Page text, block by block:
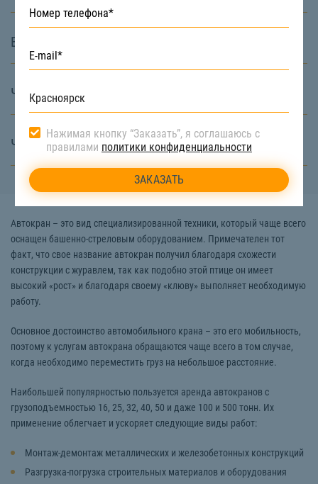
В чём особенность СтройТакси?
Что значит диспетчерская служба?
Что такое СтройТакси?
Автокран – это вид специализированной техники, который чаще всего
оснащен башенно-стреловым оборудованием. Примечателен тот
факт, что свое название автокран получил благодаря схожести
конструкции с журавлем, так как подобно этой птице он имеет
высокий «рост» и благодаря своему «клюву» выполняет необходимую
работу.
Основное достоинство автомобильного крана – это его мобильность,
поэтому к услугам автокрана обращаются чаще всего в том случае,
когда необходимо переместить груз на небольшое расстояние.
Наибольшей популярностью пользуется аренда автокранов с
грузоподъемностью 16, 25, 32, 40, 50 и даже 100 и 500 тонн. Их
применение облегчает и ускоряет следующие виды работ:
Монтаж-демонтаж металлических и железобетонных конструкций
Разгрузка-погрузка строительных материалов и оборудования
Нажимая кнопку “Заказать”, я соглашаюсь с
правилами политики конфиденциальности